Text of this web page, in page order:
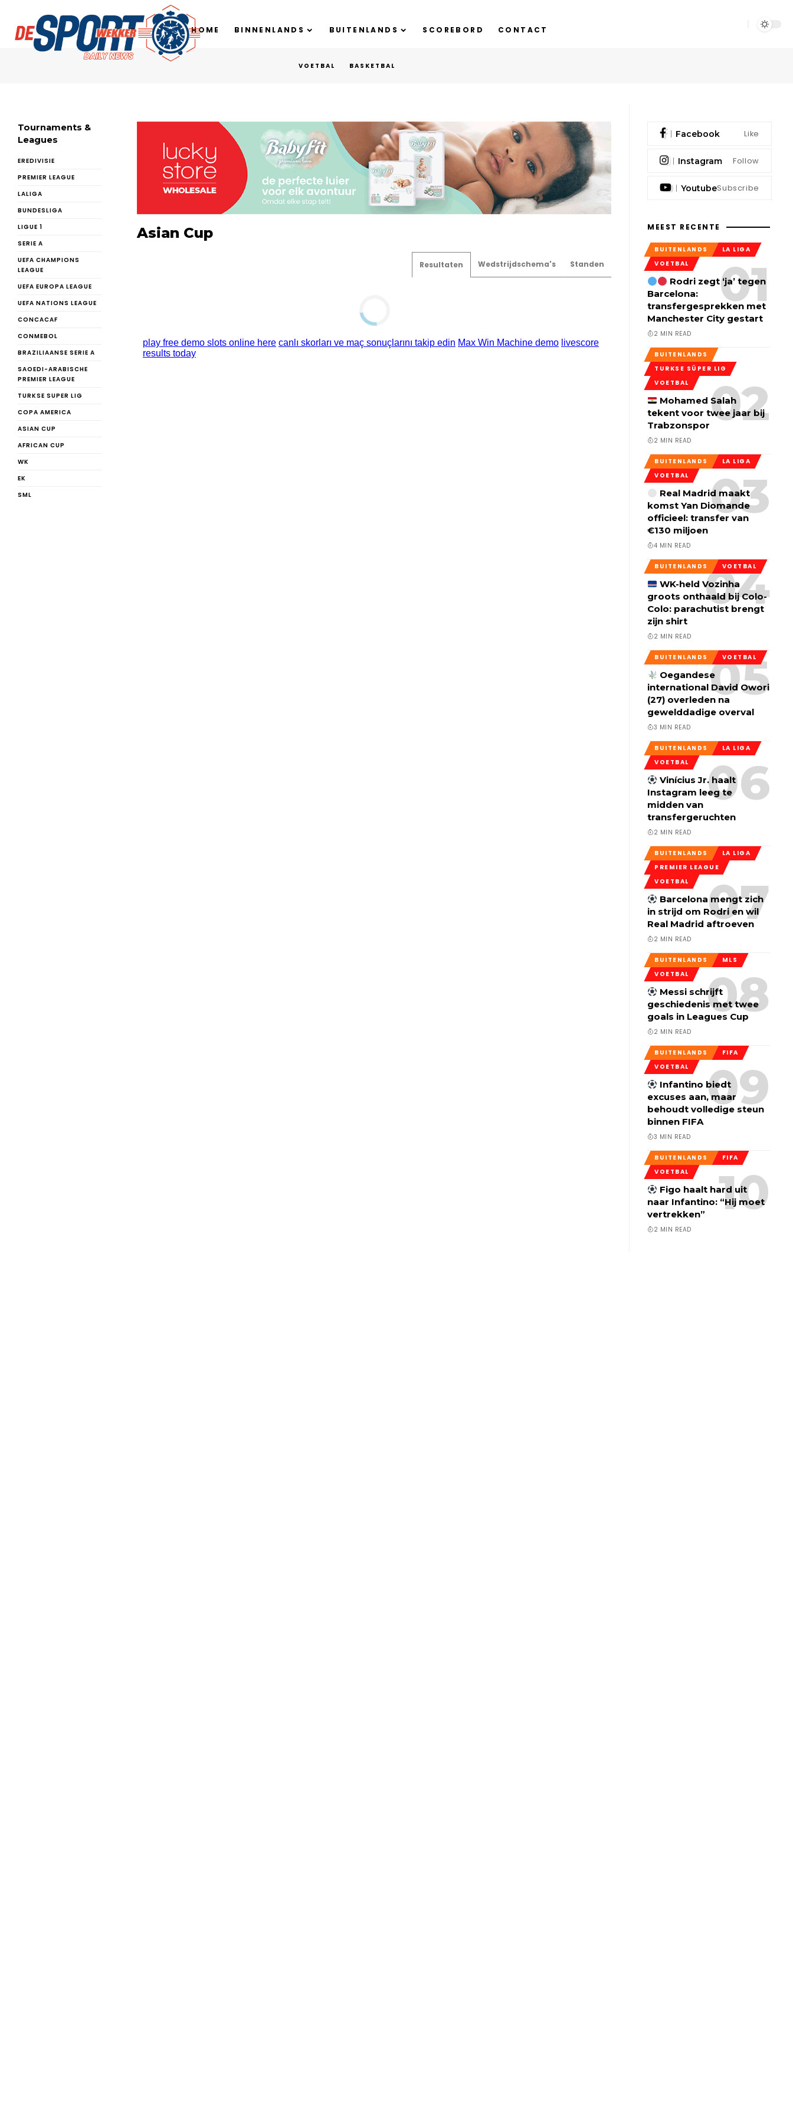
HOME BINNENLANDS BUITENLANDS SCOREBORD CONTACT
VOETBAL BASKETBAL
Tournaments &
Leagues
EREDIVISIE
PREMIER LEAGUE
LALIGA
BUNDESLIGA
LIGUE 1
SERIE A
UEFA CHAMPIONS
LEAGUE
UEFA EUROPA LEAGUE
UEFA NATIONS LEAGUE
CONCACAF
CONMEBOL
BRAZILIAANSE SERIE A
SAOEDI-ARABISCHE
PREMIER LEAGUE
TURKSE SUPER LIG
COPA AMERICA
ASIAN CUP
AFRICAN CUP
WK
EK
SML
Asian Cup
Resultaten Wedstrijdschema's Standen
Facebook Like
Instagram Follow
YoutubeSubscribe
MEEST RECENTE
BUITENLANDS
LA LIGA
VOETBAL
Rodri zegt ‘ja’ tegen
Barcelona:
transfergesprekken met
Manchester City gestart
2 MIN READ
BUITENLANDS
TURKSE SÜPER LIG
VOETBAL
Mohamed Salah
tekent voor twee jaar bij
Trabzonspor
2 MIN READ
BUITENLANDS
LA LIGA
VOETBAL
Real Madrid maakt
komst Yan Diomande
officieel: transfer van
€130 miljoen
4 MIN READ
BUITENLANDS VOETBAL
WK-held Vozinha
groots onthaald bij Colo-
Colo: parachutist brengt
zijn shirt
2 MIN READ
BUITENLANDS VOETBAL
Oegandese
international David Owori
(27) overleden na
gewelddadige overval
3 MIN READ
BUITENLANDS
LA LIGA
VOETBAL
Vinícius Jr. haalt
Instagram leeg te
midden van
transfergeruchten
2 MIN READ
BUITENLANDS
LA LIGA
PREMIER LEAGUE
VOETBAL
Barcelona mengt zich
in strijd om Rodri en wil
Real Madrid aftroeven
2 MIN READ
BUITENLANDS
MLS
VOETBAL
Messi schrijft
geschiedenis met twee
goals in Leagues Cup
2 MIN READ
BUITENLANDS
FIFA
VOETBAL
Infantino biedt
excuses aan, maar
behoudt volledige steun
binnen FIFA
3 MIN READ
BUITENLANDS
FIFA
VOETBAL
Figo haalt hard uit
naar Infantino: “Hij moet
vertrekken”
2 MIN READ